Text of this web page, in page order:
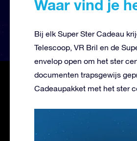
Waar vind je
Bij elk Super Ster Cadeau
Telescoop, VR Bril en de
envelop open om het ster
documenten trapsgewijs
Cadeaupakket met het ster